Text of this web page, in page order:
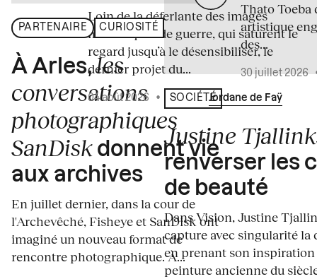
PARTENAIRE CURIOSITÉ
À Arles,les
conversations
photographiques
SanDisk donnent vie
aux archives
En juillet dernier, dans la cour de
l'Archevêché, Fisheye et SanDisk ont
imaginé un nouveau format de
rencontre photographique. À...
Loin de la déferlante des images
médiatiques de guerre, qui saturent le
regard jusqu’à le désensibiliser, le
dernier projet du...
04 août 2026 • Écrit par Jordane de Faÿ
SOCIÉTÉ
Justine
renverser les
de beauté
Dans Vision, Justine
capture avec singularité la
en prenant son inspiration
peinture ancienne du
Thato Toeba
artistique
des...
30 juillet 2026